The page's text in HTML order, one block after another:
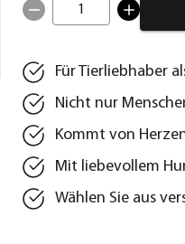
1
Für Tierliebhaber
Nicht nur
Kommt von
Mit liebevollem
Wählen Sie aus